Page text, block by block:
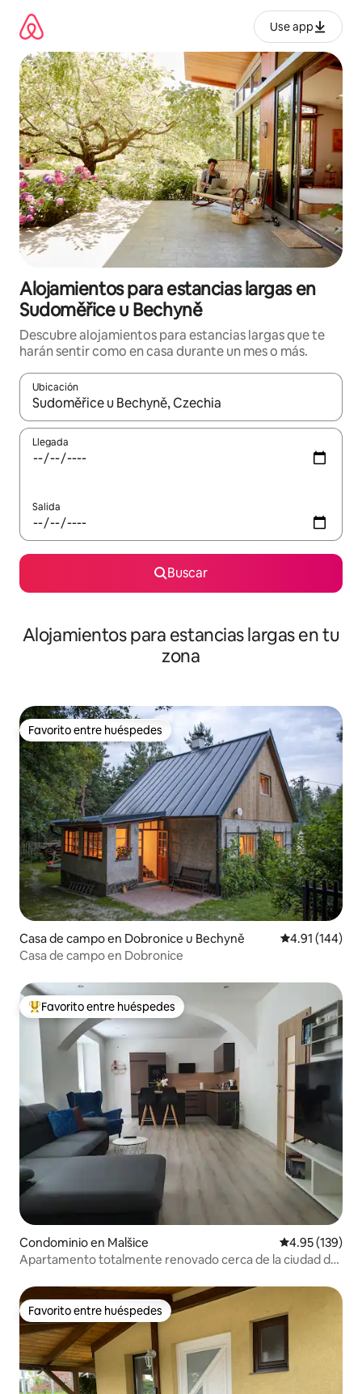
contenido
Use app
Alojamientos para estancias largas en
Sudoměřice u Bechyně
Descubre alojamientos para estancias largas que te
harán sentir como en casa durante un mes o más.
Ubicación
Cuando los resultados estén disponibles, podrás navegar
Llegada
Salida
Buscar
Alojamientos para estancias largas en tu
zona
Favorito entre huéspedes
Favorito entre huéspedes
Casa de campo en Dobronice u Bechyně Calificación
4.91 (144)
Casa de campo en Dobronice
De los mejores en Favorito entre huéspedes
Favorito entre huéspedes
Condominio en Malšice Calificación
4.95 (139)
Apartamento totalmente renovado cerca de la ciudad de
Favorito entre huéspedes
Favorito entre huéspedes